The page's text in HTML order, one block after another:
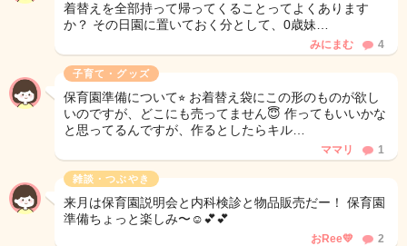
着替えを全部持って帰ってくることってよくあります
か？ その日園に置いておく分として、0歳妹…
みにまむ 4
子育て・グッズ
保育園準備について⭐︎ お着替え袋にこの形のものが欲し
いのですが、どこにも売ってません😇 作ってもいいかな
と思ってるんですが、作るとしたらキル…
ママリ 1
雑談・つぶやき
来月は保育園説明会と内科検診と物品販売だー！ 保育園
準備ちょっと楽しみ〜☺️💕💕
おRee💛 2